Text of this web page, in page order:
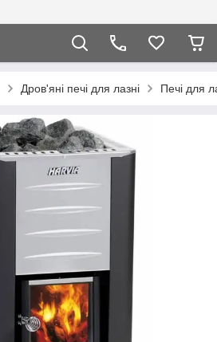
Дров'яні печі для лазні Печі для